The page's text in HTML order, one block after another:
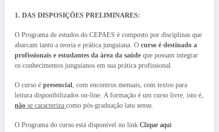
1. DAS DISPOSIÇÕES PRELIMINARES:
O Programa de estudos do CEPAES é composto por disciplinas que
abarcam tanto a teoria e prática junguiana. O curso é destinado a
profissionais e estudantes da área da saúde que possam integrar
os conhecimentos junguianos em sua prática profissional.
O curso é presencial, com encontros mensais, com textos para
leitura disponibilizados on-line. A formação é um curso livre, isto é,
não se caracteriza como pós-graduação latu sensu.
O Programa do curso está disponível no link Clique aqui